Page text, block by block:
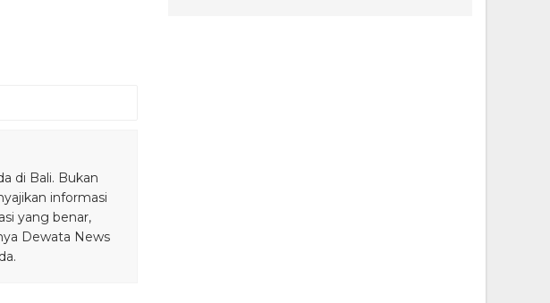
di Bali. Bukan
informasi
yang benar,
Dewata News